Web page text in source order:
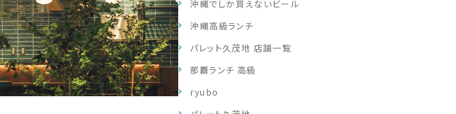
沖縄でしか買えないビール
沖縄高級ランチ
パレット久茂地 店舗一覧
那覇ランチ 高級
ryubo